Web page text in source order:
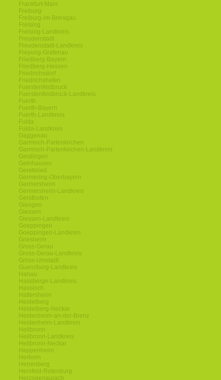
Frankfurt-Main
Freiburg
Freiburg-im-Breisgau
Freising
Freising-Landkreis
Freudenstadt
Freudenstadt-Landkreis
Freyung-Grafenau
Friedberg-Bayern
Friedberg-Hessen
Friedrichsdorf
Friedrichshafen
Fuerstenfeldbruck
Fuerstenfeldbruck-Landkreis
Fuerth
Fuerth-Bayern
Fuerth-Landkreis
Fulda
Fulda-Landkreis
Gaggenau
Garmisch-Partenkirchen
Garmisch-Partenkirchen-Landkreis
Geislingen
Gelnhausen
Geretsried
Germering-Oberbayern
Germersheim
Germersheim-Landkreis
Gersthofen
Giengen
Giessen
Giessen-Landkreis
Goeppingen
Goeppingen-Landkreis
Griesheim
Gross-Gerau
Gross-Gerau-Landkreis
Gross-Umstadt
Guenzburg-Landkreis
Hanau
Hassberge-Landkreis
Hassloch
Hattersheim
Heidelberg
Heidelberg-Neckar
Heidenheim-an-der-Brenz
Heidenheim-Landkreis
Heilbronn
Heilbronn-Landkreis
Heilbronn-Neckar
Heppenheim
Herborn
Herrenberg
Hersfeld-Rotenburg
Herzogenaurach